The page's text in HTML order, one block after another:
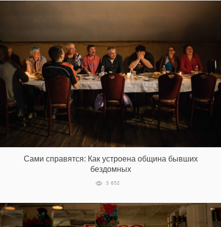
Сами справятся: Как устроена община бывших
бездомных
3 652